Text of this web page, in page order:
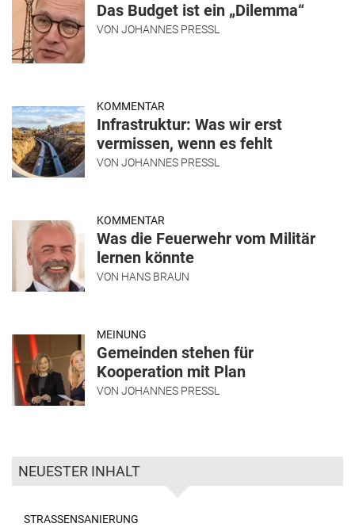
Das Budget ist ein „Dilemma“
VON JOHANNES PRESSL
KOMMENTAR
Infrastruktur: Was wir erst
vermissen, wenn es fehlt
VON JOHANNES PRESSL
KOMMENTAR
Was die Feuerwehr vom Militär
lernen könnte
VON HANS BRAUN
MEINUNG
Gemeinden stehen für
Kooperation mit Plan
VON JOHANNES PRESSL
NEUESTER INHALT
STRASSENSANIERUNG